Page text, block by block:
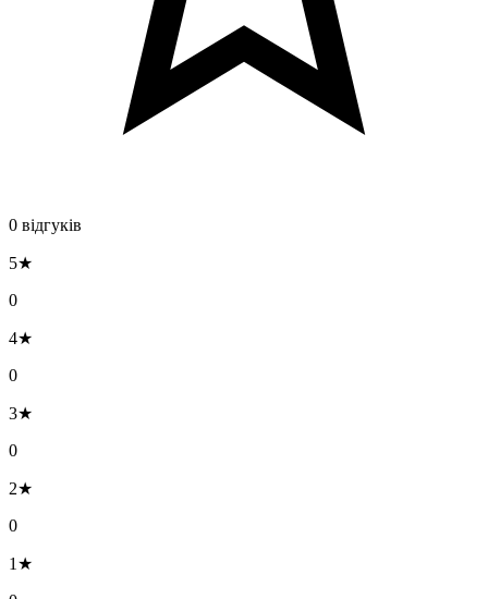
0 відгуків
5★
0
4★
0
3★
0
2★
0
1★